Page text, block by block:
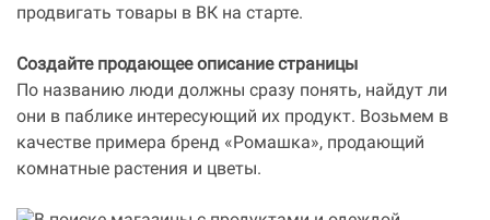
продвигать товары в ВК на старте.
Создайте продающее описание страницы
По названию люди должны сразу понять, найдут ли
они в паблике интересующий их продукт. Возьмем в
качестве примера бренд «Ромашка», продающий
комнатные растения и цветы.